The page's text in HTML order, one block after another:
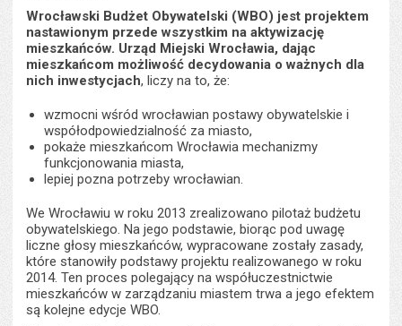
Wrocławski Budżet Obywatelski (WBO) jest projektem
nastawionym przede wszystkim na aktywizację
mieszkańców. Urząd Miejski Wrocławia, dając
mieszkańcom możliwość decydowania o ważnych dla
nich inwestycjach, liczy na to, że:
wzmocni wśród wrocławian postawy obywatelskie i
współodpowiedzialność za miasto,
pokaże mieszkańcom Wrocławia mechanizmy
funkcjonowania miasta,
lepiej pozna potrzeby wrocławian.
We Wrocławiu w roku 2013 zrealizowano pilotaż budżetu
obywatelskiego. Na jego podstawie, biorąc pod uwagę
liczne głosy mieszkańców, wypracowane zostały zasady,
które stanowiły podstawy projektu realizowanego w roku
2014. Ten proces polegający na współuczestnictwie
mieszkańców w zarządzaniu miastem trwa a jego efektem
są kolejne edycje WBO.